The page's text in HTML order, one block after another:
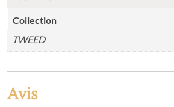
Collection
TWEED
Avis